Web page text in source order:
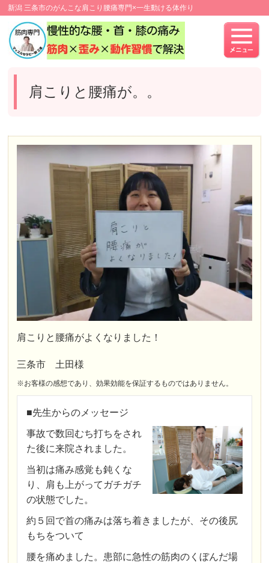
新潟 三条市のがんこな肩こり腰痛専門×一生動ける体作り
肩こりと腰痛が。。
肩こりと腰痛がよくなりました！
三条市 土田様
※お客様の感想であり、効果効能を保証するものではありません。
■先生からのメッセージ
事故で数回むち打ちをされ
た後に来院されました。
当初は痛み感覚も鈍くな
り、肩も上がってガチガチ
の状態でした。
約５回で首の痛みは落ち着きましたが、その後尻
もちをついて
腰を痛めました。患部に急性の筋肉のくぼんだ場